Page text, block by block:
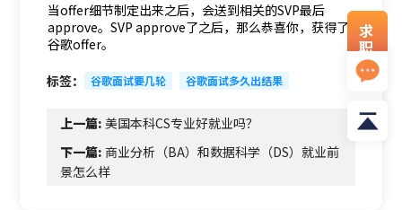
当offer细节制定出来之后，会送到相关的SVP最后
approve。SVP approve了之后，那么恭喜你，获得了
谷歌offer。
标签： 谷歌面试要几轮 谷歌面试多久出结果
上一篇:美国本科CS专业好就业吗？
下一篇:商业分析（BA）和数据科学（DS）就业前
景怎么样
求
职
资
料